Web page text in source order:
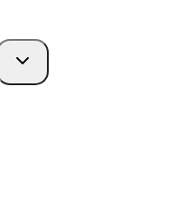
Переключить
дочернее